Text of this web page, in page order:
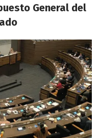
General del